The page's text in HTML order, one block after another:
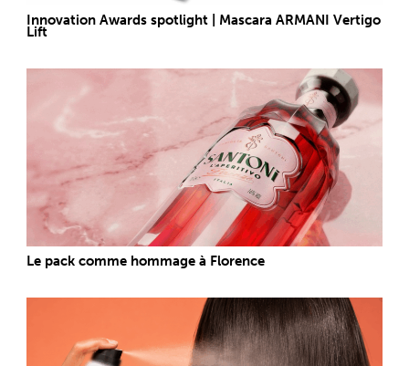
Innovation Awards spotlight | Mascara ARMANI Vertigo
Lift
Le pack comme hommage à Florence